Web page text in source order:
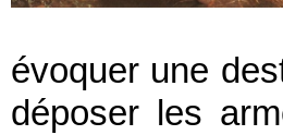
évoquer une
déposer les